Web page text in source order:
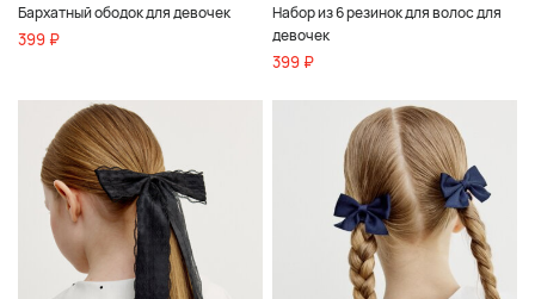
Бархатный ободок для девочек
399 ₽
Набор из 6 резинок для волос для
девочек
399 ₽